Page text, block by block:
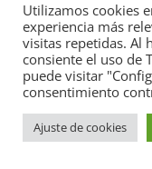
Eladi
15 de
La verdad, creo que
de sus diferencias,
todo depende de la
creen?
Utilizamos cookies
experiencia más
visitas repetidas. Al
consiente el uso de
puede visitar
consentimiento
Ajuste de cookies